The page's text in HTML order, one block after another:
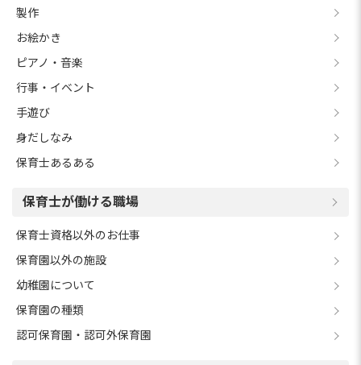
製作
お絵かき
ピアノ・音楽
行事・イベント
手遊び
身だしなみ
保育士あるある
保育士が働ける職場
保育士資格以外のお仕事
保育園以外の施設
幼稚園について
保育園の種類
認可保育園・認可外保育園